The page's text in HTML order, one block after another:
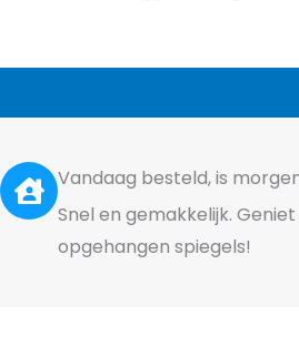
Vandaag besteld, is
Snel en gemakkelijk.
opgehangen spiegels!